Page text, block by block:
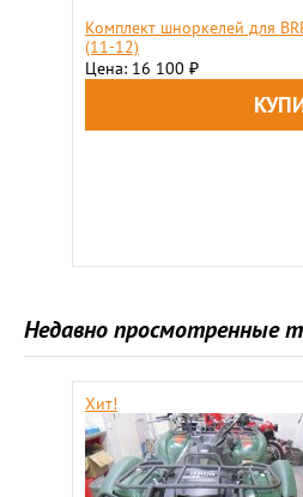
Комплект шноркелей для
(11-12)
Цена: 16 100 ₽
Недавно просмотренные
Хит!